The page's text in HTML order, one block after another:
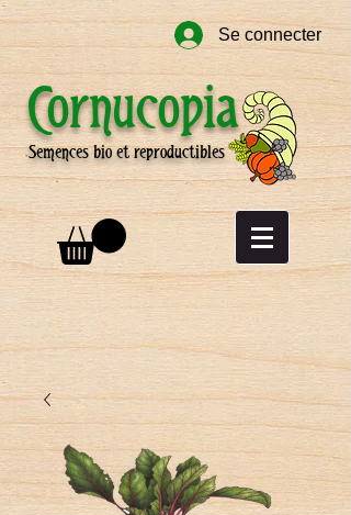
Se connecter
Cornucopia
Semences bio et reproductibles